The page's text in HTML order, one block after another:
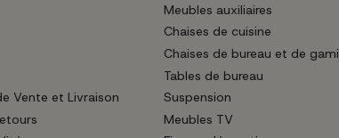
Vente et Livraison
Meubles auxiliaires
Chaises de cuisine
Chaises de bureau et de
Tables de bureau
Suspension
Meubles TV